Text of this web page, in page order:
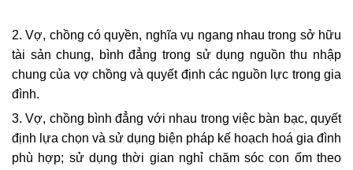
2. Vợ, chồng có quyền, nghĩa vụ ngang nhau trong sở hữu
tài sản chung, bình đẳng trong sử dụng nguồn thu nhập
chung của vợ chồng và quyết định các nguồn lực trong gia
đình.
3. Vợ, chồng bình đẳng với nhau trong việc bàn bạc, quyết
định lựa chọn và sử dụng biện pháp kế hoạch hoá gia đình
phù hợp; sử dụng thời gian nghỉ chăm sóc con ốm theo